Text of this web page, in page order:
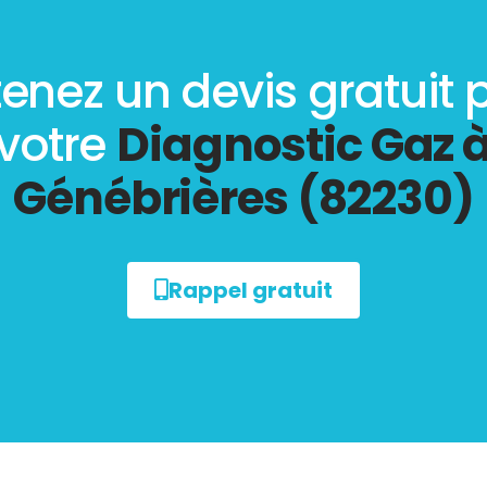
un devis gratuit
Diagnostic Gaz
Génébrières (82230)
Rappel gratuit